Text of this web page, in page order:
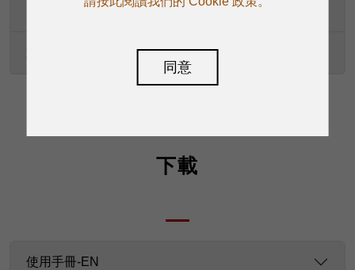
尺寸（寬 × 深 × 高）
下載
使用手冊-EN
同意